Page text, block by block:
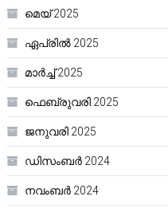
മെയ്‌ 2025
ഏപ്രിൽ 2025
മാർച്ച്‌ 2025
ഫെബ്രുവരി 2025
ജനുവരി 2025
ഡിസംബർ 2024
നവംബർ 2024